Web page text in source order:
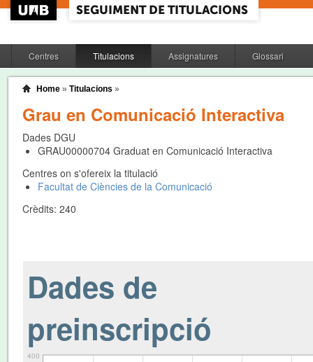
Centres Titulacions Assignatures Glossari
Home » Titulacions »
Grau en Comunicació Interactiva
Dades DGU
GRAU00000704Graduat en Comunicació Interactiva
Centres on s'ofereix la titulació
Facultat de Ciències de la Comunicació
Crèdits: 240
Dades de
preinscripció
400